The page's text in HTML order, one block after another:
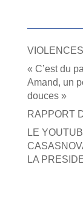
« C’est du
Amand, un
douces »
RAPPORT
LE
LA